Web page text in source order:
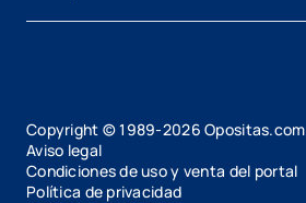
Copyright © 1989-2026 Opositas.com
Aviso legal
Condiciones de uso y venta del portal
Política de privacidad